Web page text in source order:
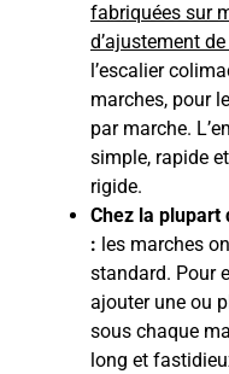
fabriquées sur
d’ajustement
l’escalier
marches, pour
par marche.
simple, rapide
rigide.
Chez la plupart
: les marches
standard. Pour
ajouter une ou
sous chaque
long et